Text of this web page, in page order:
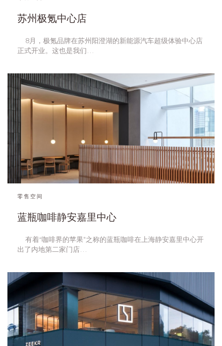
苏州极氪中心店
8月，极氪品牌在苏州阳澄湖的新能源汽车超级体验中心店
正式开业。这也是我们…
零售空间
蓝瓶咖啡静安嘉里中心
有着“咖啡界的苹果”之称的蓝瓶咖啡在上海静安嘉里中心开
出了内地第二家门店…